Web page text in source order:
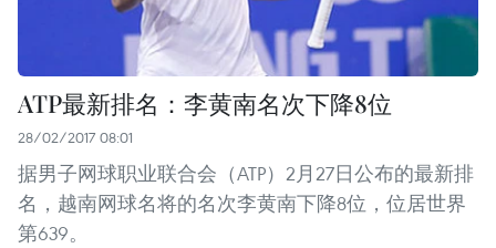
ATP最新排名：李黄南名次下降8位
28/02/2017 08:01
据男子网球职业联合会（ATP）2月27日公布的最新排
名，越南网球名将的名次李黄南下降8位，位居世界
第639。